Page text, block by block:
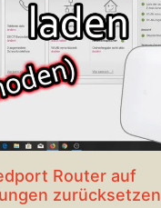
Router auf
zurücksetzen